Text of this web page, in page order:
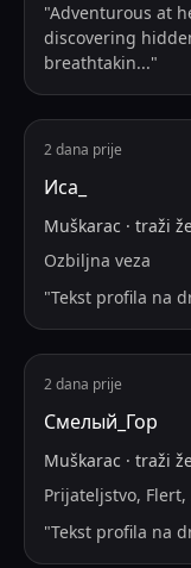
"Adventurous at
discovering
breathtakin..."
2 dana prije
Иса_
Muškarac · traži
Ozbiljna veza
"Tekst profila na
2 dana prije
Смелый_Гор
Muškarac · traži
Prijateljstvo, Flert,
"Tekst profila na